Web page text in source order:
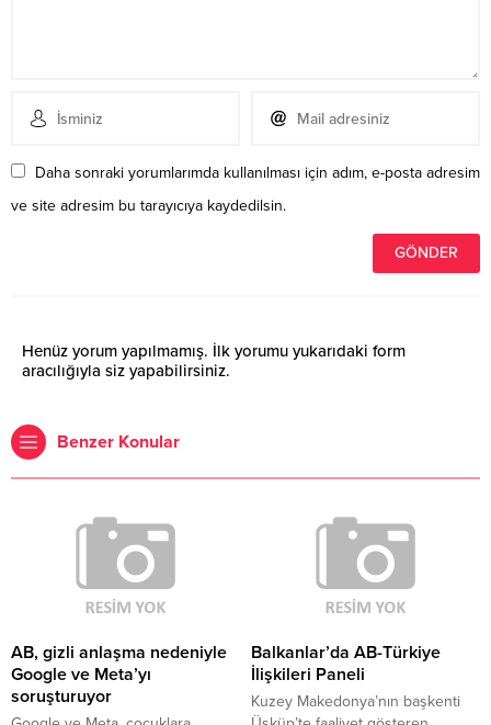
Daha sonraki yorumlarımda kullanılması için adım, e-posta adresim
ve site adresim bu tarayıcıya kaydedilsin.
Henüz yorum yapılmamış. İlk yorumu yukarıdaki form
aracılığıyla siz yapabilirsiniz.
Benzer Konular
AB, gizli anlaşma nedeniyle
Google ve Meta’yı
soruşturuyor
Balkanlar’da AB-Türkiye
İlişkileri Paneli
Kuzey Makedonya’nın başkenti